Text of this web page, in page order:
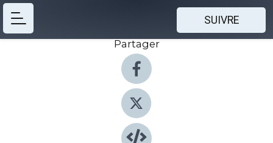
SUIVRE
Partager